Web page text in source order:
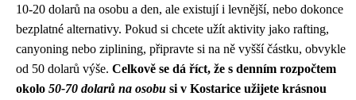
10-20 dolarů na osobu a den, ale existují i levnější, nebo dokonce
bezplatné alternativy. Pokud si chcete užít aktivity jako rafting,
canyoning nebo ziplining, připravte si na ně vyšší částku, obvykle
od 50 dolarů výše. Celkově se dá říct, že s denním rozpočtem
okolo 50-70 dolarů na osobu si v Kostarice užijete krásnou